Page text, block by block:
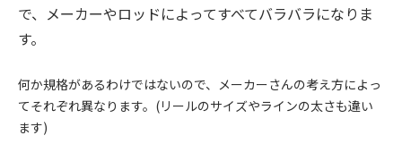
で、メーカーやロッドによってすべてバラバラになりま
す。
何か規格があるわけではないので、メーカーさんの考え方によっ
てそれぞれ異なります。(リールのサイズやラインの太さも違い
ます)